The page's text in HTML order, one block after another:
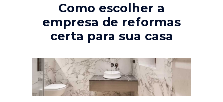
Como escolher a
empresa de reformas
certa para sua casa